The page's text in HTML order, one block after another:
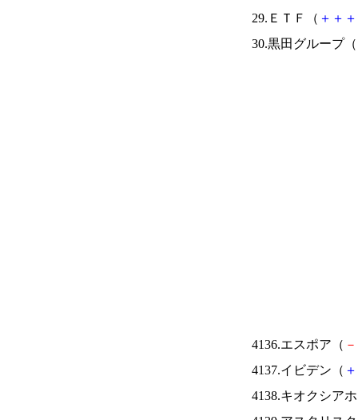
29.ＥＴＦ（ ＋ ＋ ＋
30.黒田グループ（
4136.エスポア（ －
4137.イビデン（ ＋
4138.キオクシア